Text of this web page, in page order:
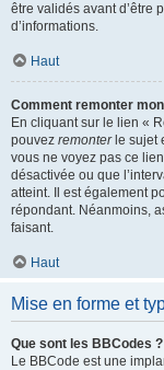
être validés avant d’être
d’informations.
Haut
Comment remonter
En cliquant sur le lien «
pouvez remonterle sujet
vous ne voyez pas ce
désactivée ou que
atteint. Il est également
répondant. Néanmoins,
faisant.
Haut
Mise en forme et
Que sont les BBCodes ?
Le BBCode est une